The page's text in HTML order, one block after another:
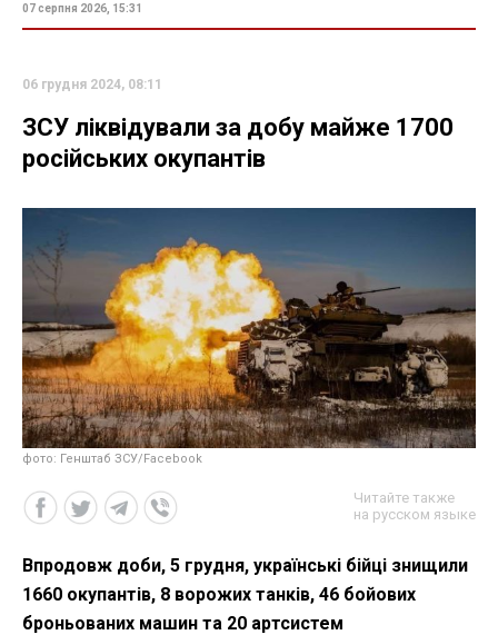
07 серпня 2026, 15:31
06 грудня 2024, 08:11
ЗСУ ліквідували за добу майже 1700
російських окупантів
фото: Генштаб ЗСУ/Facebook
Читайте также
на русском языке
Впродовж доби, 5 грудня, українські бійці знищили
1660 окупантів, 8 ворожих танків, 46 бойових
броньованих машин та 20 артсистем